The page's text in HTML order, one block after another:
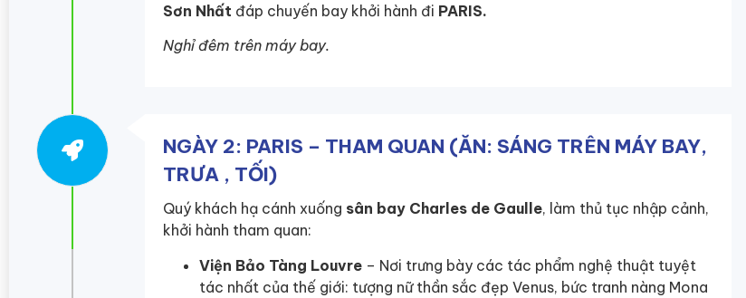
Sơn Nhất đáp chuyến bay khởi hành đi PARIS.
Nghỉ đêm trên máy bay.
NGÀY 2: PARIS – THAM QUAN (ĂN: SÁNG TRÊN MÁY BAY,
TRƯA , TỐI)
Quý khách hạ cánh xuống sân bay Charles de Gaulle, làm thủ tục nhập cảnh,
khởi hành tham quan:
Viện Bảo Tàng Louvre – Nơi trưng bày các tác phẩm nghệ thuật tuyệt
tác nhất của thế giới: tượng nữ thần sắc đẹp Venus, bức tranh nàng Mona